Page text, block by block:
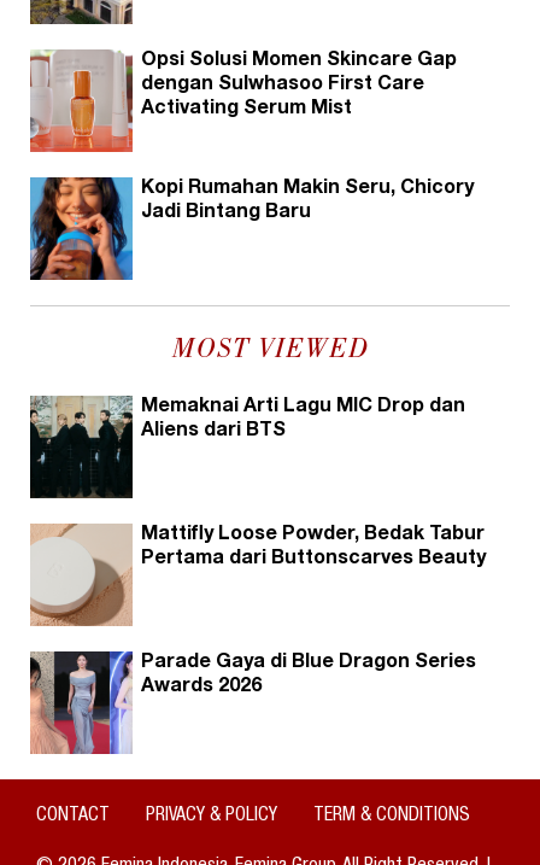
Opsi Solusi Momen Skincare Gap
dengan Sulwhasoo First Care
Activating Serum Mist
Kopi Rumahan Makin Seru, Chicory
Jadi Bintang Baru
MOST VIEWED
Memaknai Arti Lagu MIC Drop dan
Aliens dari BTS
Mattifly Loose Powder, Bedak Tabur
Pertama dari Buttonscarves Beauty
Parade Gaya di Blue Dragon Series
Awards 2026
CONTACT PRIVACY & POLICY TERM & CONDITIONS